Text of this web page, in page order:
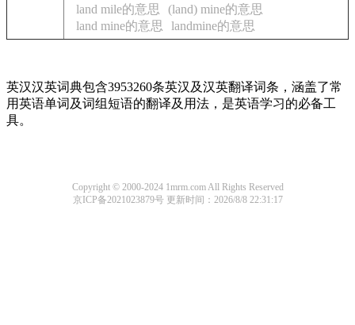
land mile的意思
(land) mine的意思
land mine的意思
landmine的意思
英汉汉英词典包含3953260条英汉及汉英翻译词条，涵盖了常
用英语单词及词组短语的翻译及用法，是英语学习的必备工
具。
Copyright © 2000-2024 1mrm.com All Rights Reserved
京ICP备2021023879号 更新时间：2026/8/8 22:31:17